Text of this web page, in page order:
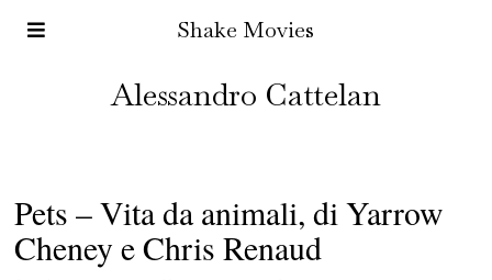
Shake Movies
Alessandro Cattelan
Pets – Vita da animali, di Yarrow
Cheney e Chris Renaud